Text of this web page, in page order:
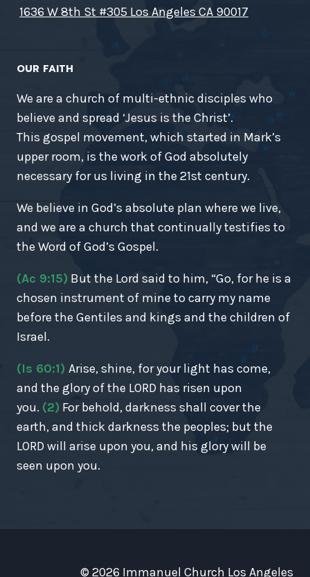
1636 W 8th St #305 Los Angeles CA 90017
OUR FAITH
We are a church of multi-ethnic disciples who
believe and spread ‘Jesus is the Christ’.
This gospel movement, which started in Mark’s
upper room, is the work of God absolutely
necessary for us living in the 21st century.
We believe in God’s absolute plan where we live,
and we are a church that continually testifies to
the Word of God’s Gospel.
(Ac 9:15) But the Lord said to him, “Go, for he is a
chosen instrument of mine to carry my name
before the Gentiles and kings and the children of
Israel.
(Is 60:1) Arise, shine, for your light has come,
and the glory of the LORD has risen upon
you. (2) For behold, darkness shall cover the
earth, and thick darkness the peoples; but the
LORD will arise upon you, and his glory will be
seen upon you.
© 2026 Immanuel Church Los Angeles